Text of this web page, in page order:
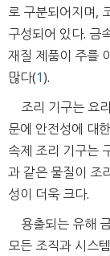
로 구분되어지며,
구성되어 있다. 금
재질 제품이 주를
많다(1).
조리 기구는 요
문에 안전성에 대
속제 조리 기구는
과 같은 물질이 조
성이 더욱 크다.
용출되는 유해
모든 조직과 시스